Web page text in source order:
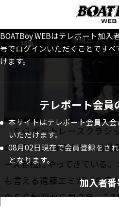
特集
予想と
データ
BOATBoy WEBはテレボート加入
号でログインいただくことですべ
けます。
テレボート会員
本サイトはテレボート会員入
いただけます。
08月02日現在で会員登録をさ
となります。
加入者番
ＳＧボートレースクラシ
の今日は、14時頃から出場
ース若松にやってきている
も言える遠藤エミが、今日
のＳＧ制覇から早３年。“